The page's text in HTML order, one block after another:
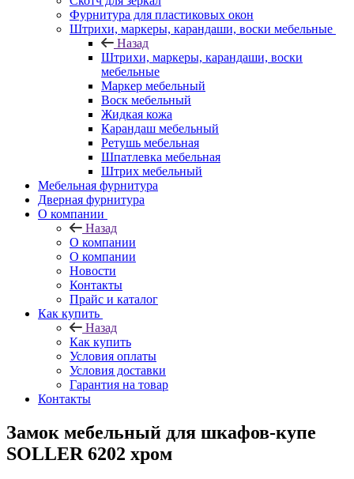
Фурнитура для пластиковых окон
Штрихи, маркеры, карандаши, воски мебельные
Назад
Штрихи, маркеры, карандаши, воски
мебельные
Маркер мебельный
Воск мебельный
Жидкая кожа
Карандаш мебельный
Ретушь мебельная
Шпатлевка мебельная
Штрих мебельный
Мебельная фурнитура
Дверная фурнитура
О компании
Назад
О компании
О компании
Новости
Контакты
Прайс и каталог
Как купить
Назад
Как купить
Условия оплаты
Условия доставки
Гарантия на товар
Контакты
Замок мебельный для шкафов-купе
SOLLER 6202 хром